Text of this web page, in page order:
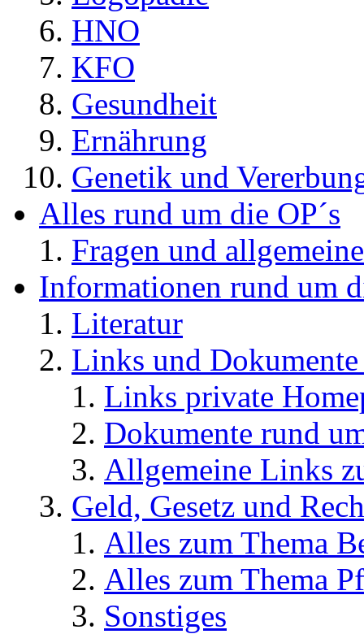
HNO
KFO
Gesundheit
Ernährung
Genetik und
Alles rund um die OP´s
Fragen und
Informationen rund um
Literatur
Links und
Links private
Dokumente rund
Allgemeine Links
Geld, Gesetz und
Alles zum Thema
Alles zum Thema
Sonstiges